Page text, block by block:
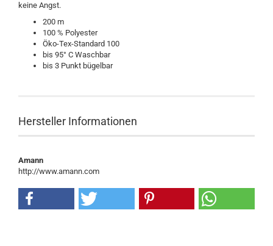
keine Angst.
200 m
100 % Polyester
Öko-Tex-Standard 100
bis 95° C Waschbar
bis 3 Punkt bügelbar
Hersteller Informationen
Amann
http://www.amann.com